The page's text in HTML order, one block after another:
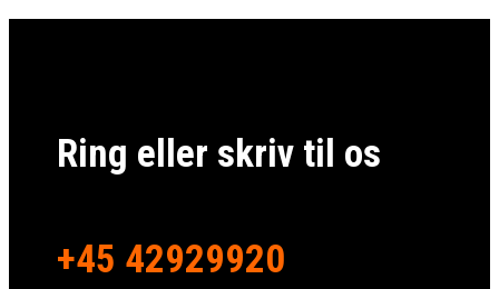
Ring eller skriv til os
+45 42929920